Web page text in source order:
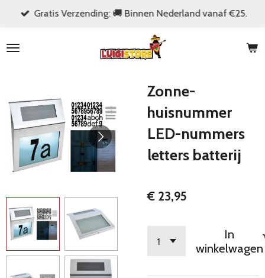
naar
Gratis Verzending: 🚚 Binnen Nederland vanaf €25.
Zonne-
huisnummer
LED-nummers
letters batterij
€ 23,95
In
winkelwagen